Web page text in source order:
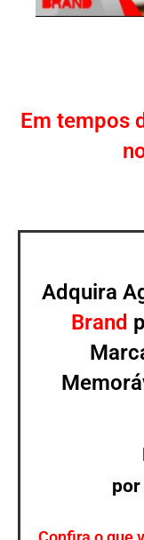
Em tempos
Adquira
Brand
por